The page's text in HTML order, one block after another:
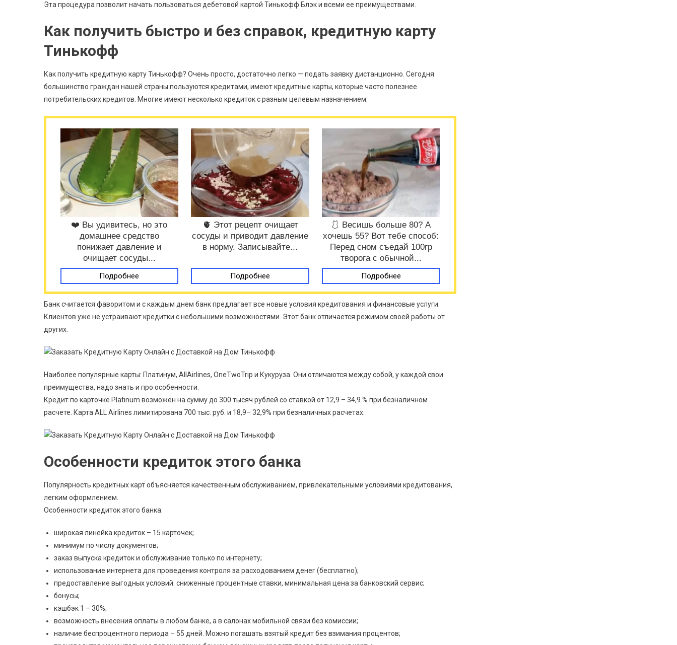
Эта процедура позволит начать пользоваться дебетовой картой Тинькофф Блэк и всеми ее преимуществами.
Как получить быстро и без справок, кредитную карту
Тинькофф
Как получить кредитную карту Тинькофф? Очень просто, достаточно легко — подать заявку дистанционно. Сегодня
большинство граждан нашей страны пользуются кредитами, имеют кредитные карты, которые часто полезнее
потребительских кредитов. Многие имеют несколько кредиток с разным целевым назначением.
❤️ Вы удивитесь, но это
домашнее средство
понижает давление и
очищает сосуды...
Подробнее
🫀 Этот рецепт очищает
сосуды и приводит давление
в норму. Записывайте...
Подробнее
🩱 Весишь больше 80? А
хочешь 55? Вот тебе способ:
Перед сном съедай 100гр
творога с обычной...
Подробнее
Банк считается фаворитом и с каждым днем банк предлагает все новые условия кредитования и финансовые услуги.
Клиентов уже не устраивают кредитки с небольшими возможностями. Этот банк отличается режимом своей работы от
других.
Наиболее популярные карты: Платинум, AllAirlines, OneTwoTrip и Кукуруза. Они отличаются между собой, у каждой свои
преимущества, надо знать и про особенности.
Кредит по карточке Platinum возможен на сумму до 300 тысяч рублей со ставкой от 12,9 – 34,9 % при безналичном
расчете. Карта ALL Airlines лимитирована 700 тыс. руб. и 18,9– 32,9% при безналичных расчетах.
Особенности кредиток этого банка
Популярность кредитных карт объясняется качественным обслуживанием, привлекательными условиями кредитования,
легким оформлением.
Особенности кредиток этого банка:
широкая линейка кредиток – 15 карточек;
минимум по числу документов;
заказ выпуска кредиток и обслуживание только по интернету;
использование интернета для проведения контроля за расходованием денег (бесплатно);
предоставление выгодных условий: сниженные процентные ставки, минимальная цена за банковский сервис;
бонусы;
кэшбэк 1 – 30%;
возможность внесения оплаты в любом банке, а в салонах мобильной связи без комиссии;
наличие беспроцентного периода – 55 дней. Можно погашать взятый кредит без взимания процентов;